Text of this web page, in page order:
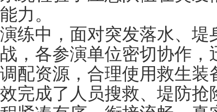
能力。
演练中，面对突发落水、
战，各参演单位密切协作
调配资源，合理使用救生
效完成了人员搜救、堤防